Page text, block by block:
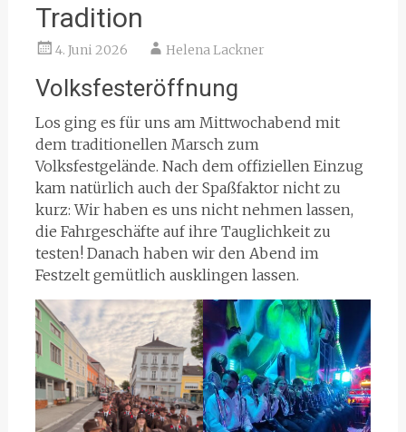
Tradition
4. Juni 2026 Helena Lackner
Volksfesteröffnung
Los ging es für uns am Mittwochabend mit
dem traditionellen Marsch zum
Volksfestgelände. Nach dem offiziellen Einzug
kam natürlich auch der Spaßfaktor nicht zu
kurz: Wir haben es uns nicht nehmen lassen,
die Fahrgeschäfte auf ihre Tauglichkeit zu
testen! Danach haben wir den Abend im
Festzelt gemütlich ausklingen lassen.